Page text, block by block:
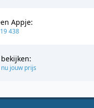
Appje:
438
jouw prijs